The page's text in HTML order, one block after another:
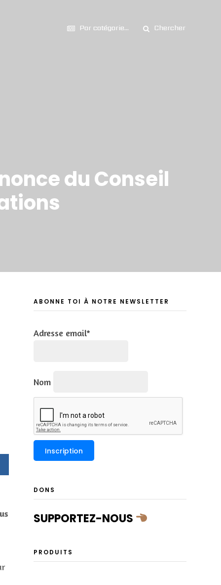
Par catégorie... Chercher
du Conseil
ABONNE TOI À NOTRE NEWSLETTER
Adresse email*
Nom
DONS
SUPPORTEZ-NOUS
PRODUITS